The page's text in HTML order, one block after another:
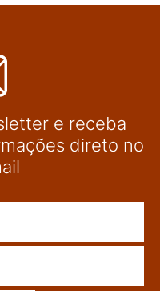
e receba
direto no